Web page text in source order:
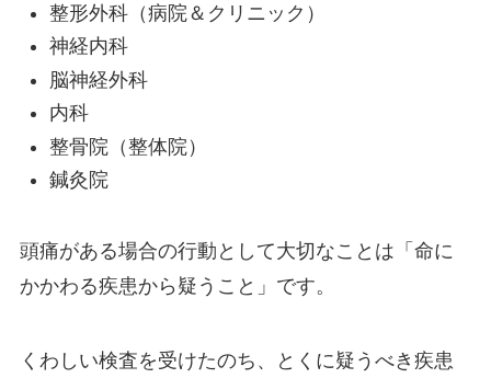
整形外科（病院＆クリニック）
神経内科
脳神経外科
内科
整骨院（整体院）
鍼灸院
頭痛がある場合の行動として大切なことは「命に
かかわる疾患から疑うこと」です。
くわしい検査を受けたのち、とくに疑うべき疾患